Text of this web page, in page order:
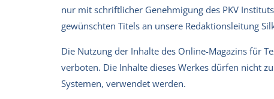
nur mit schriftlicher Genehmigung des PKV
gewünschten Titels an unsere Redaktionsleitung
Die Nutzung der Inhalte des Online-Magazins für
verboten. Die Inhalte dieses Werkes dürfen nicht
Systemen, verwendet werden.